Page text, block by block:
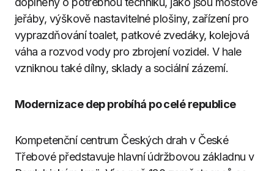
jeřáby, výškově nastavitelné plošiny, zařízení pro
vyprazdňování toalet, patkové zvedáky, kolejová
váha a rozvod vody pro zbrojení vozidel. V hale
vzniknou také dílny, sklady a sociální zázemí.
Modernizace dep probíhá po celé republice
Kompetenční centrum Českých drah v České
Třebové představuje hlavní údržbovou základnu v